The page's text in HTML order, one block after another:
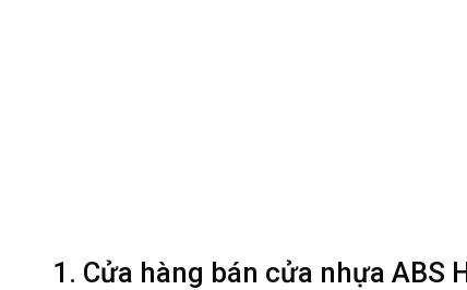
1. Cửa hàng bán cửa nhựa ABS